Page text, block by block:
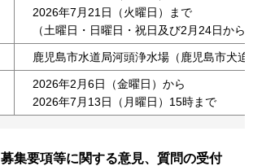
2026年7月21日（火曜日）まで
（土曜日・日曜日・祝日及び2月24日から
鹿児島市水道局河頭浄水場（鹿児島市犬
2026年2月6日（金曜日）から
2026年7月13日（月曜日）15時まで
募集要項等に関する意見、質問の受付